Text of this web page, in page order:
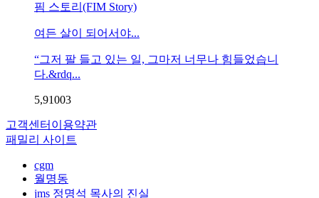
핌 스토리(FIM Story)
여든 살이 되어서야...
“그저 팔 들고 있는 일, 그마저 너무나 힘들었습니
다.&rdq...
5,91003
고객센터 이용약관
패밀리 사이트
cgm
월명동
jms 정명석 목사의 진실